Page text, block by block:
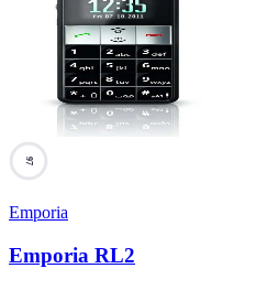
97
Emporia
Emporia RL2